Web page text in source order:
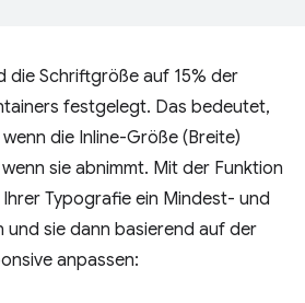
die Schriftgröße auf 15% der
festgelegt. Das bedeutet,
die Inline-Größe (Breite)
sie abnimmt. Mit der Funktion
Ihrer Typografie ein Mindest- und
und sie dann basierend auf der
anpassen: